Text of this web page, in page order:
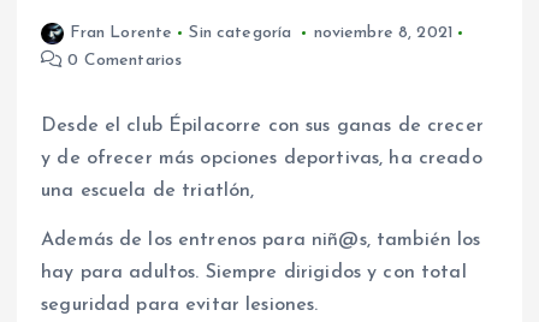
Fran Lorente Sin categoría
noviembre 8, 2021
0 Comentarios
Desde el club Épilacorre con sus ganas de crecer
y de ofrecer más opciones deportivas, ha creado
una escuela de triatlón,
Además de los entrenos para niñ@s, también los
hay para adultos. Siempre dirigidos y con total
seguridad para evitar lesiones.